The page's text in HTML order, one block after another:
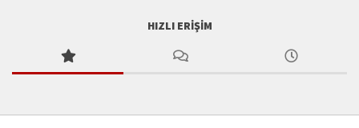
HIZLI ERIŞIM